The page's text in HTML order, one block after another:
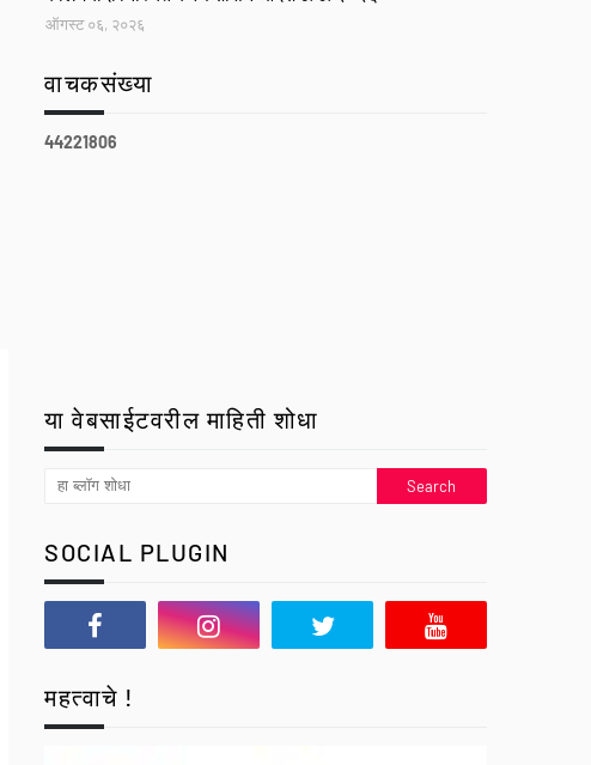
ऑगस्ट ०६, २०२६
वाचकसंख्या
44221806
या वेबसाईटवरील माहिती शोधा
SOCIAL PLUGIN
महत्वाचे !